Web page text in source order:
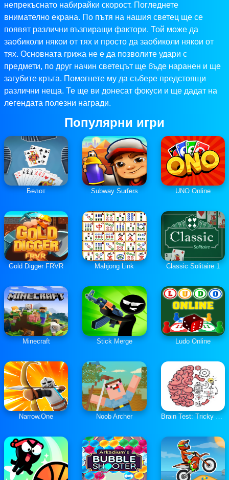
непрекъснато набирайки скорост. Погледнете
внимателно екрана. По пътя на нашия светец ще се
появят различни възпиращи фактори. Той може да
заобиколи някои от тях и просто да заобиколи някои от
тях. Основната грижа не е да позволите удари с
предмети, по друг начин светецът ще бъде наранен и ще
загубите кръга. Помогнете му да събере предстоящи
различни неща. Те ще ви донесат фокуси и ще дадат на
легендата полезни награди.
Популярни игри
Белот Subway Surfers UNO Online
Gold Digger FRVR Mahjong Link Classic Solitaire 1
Minecraft Stick Merge Ludo Online
Narrow.One Noob Archer Brain Test: Tricky Puzzles